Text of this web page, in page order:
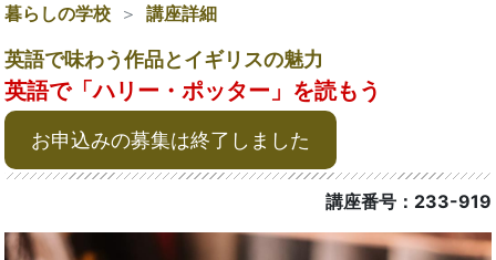
暮らしの学校 講座詳細
英語で味わう作品とイギリスの魅力
英語で「ハリー・ポッター」を読もう
お申込みの募集は終了しました
講座番号：233-919